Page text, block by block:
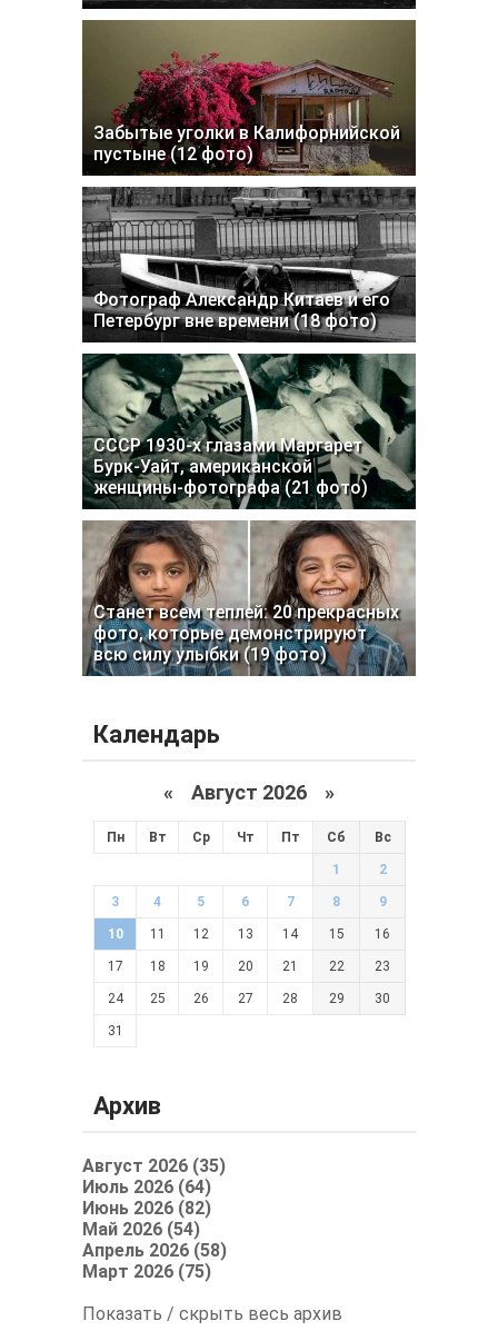
Забытые уголки в Калифорнийской
пустыне (12 фото)
Фотограф Александр Китаев и его
Петербург вне времени (18 фото)
СССР 1930-х глазами Маргарет
Бурк-Уайт, американской
женщины-фотографа (21 фото)
Станет всем теплей: 20 прекрасных
фото, которые демонстрируют
всю силу улыбки (19 фото)
Календарь
« Август 2026 »
Пн Вт Ср Чт Пт Сб Вс
1 2
3 4 5 6 7 8 9
10 11 12 13 14 15 16
17 18 19 20 21 22 23
24 25 26 27 28 29 30
31
Архив
Август 2026 (35)
Июль 2026 (64)
Июнь 2026 (82)
Май 2026 (54)
Апрель 2026 (58)
Март 2026 (75)
Показать / скрыть весь архив